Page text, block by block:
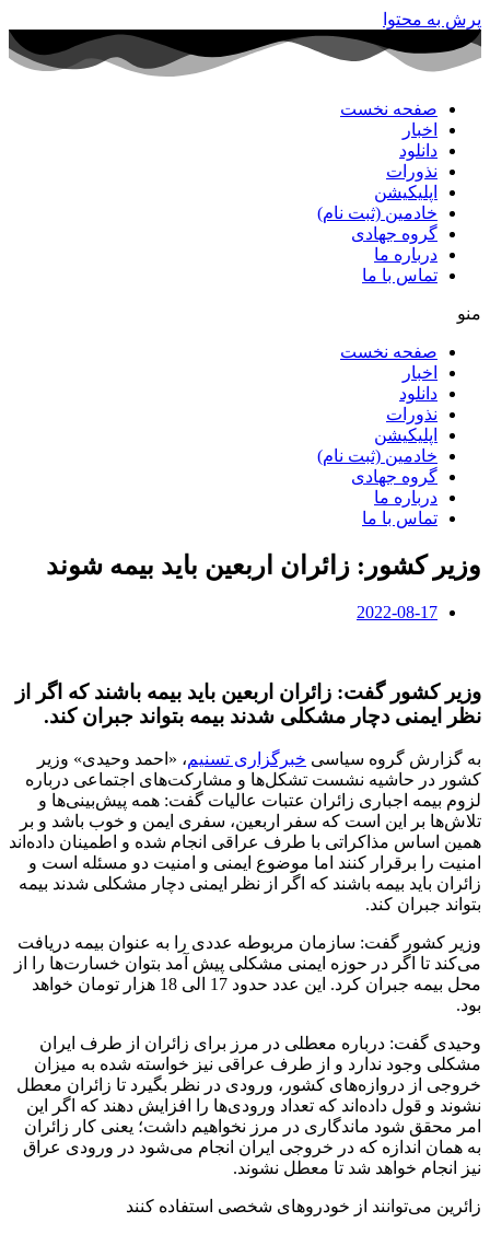
پرش به محتوا
صفحه نخست
اخبار
دانلود
نذورات
اپلیکیشن
خادمین (ثبت نام)
گروه جهادی
درباره ما
تماس با ما
منو
صفحه نخست
اخبار
دانلود
نذورات
اپلیکیشن
خادمین (ثبت نام)
گروه جهادی
درباره ما
تماس با ما
وزیر کشور: زائران اربعین باید بیمه شوند
2022-08-17
وزیر کشور گفت: زائران اربعین باید بیمه باشند که اگر از
نظر ایمنی دچار مشکلی شدند بیمه بتواند جبران کند.
به گزارش گروه سیاسی خبرگزاری تسنیم، «احمد وحیدی» وزیر
کشور در حاشیه نشست تشکل‌ها و مشارکت‌های اجتماعی درباره
لزوم بیمه اجباری زائران عتبات عالیات گفت: همه پیش‌بینی‌ها و
تلاش‌ها بر این است که سفر اربعین، سفری ایمن و خوب باشد و بر
همین اساس مذاکراتی با طرف عراقی انجام شده و اطمینان داده‌اند
امنیت را برقرار کنند اما موضوع ایمنی و امنیت دو مسئله است و
زائران باید بیمه باشند که اگر از نظر ایمنی دچار مشکلی شدند بیمه
بتواند جبران کند.
وزیر کشور گفت: سازمان مربوطه عددی را به عنوان بیمه دریافت
می‌کند تا اگر در حوزه ایمنی مشکلی پیش آمد بتوان خسارت‌ها را از
محل بیمه جبران کرد. این عدد حدود 17 الی 18 هزار تومان خواهد
بود.
وحیدی گفت: درباره معطلی در مرز برای زائران از طرف ایران
مشکلی وجود ندارد و از طرف عراقی نیز خواسته شده به میزان
خروجی از دروازه‌های کشور، ورودی در نظر بگیرد تا زائران معطل
نشوند و قول داده‌اند که تعداد ورودی‌ها را افزایش دهند که اگر این
امر محقق شود ماندگاری در مرز نخواهیم داشت؛ یعنی کار زائران
به همان اندازه که در خروجی ایران انجام می‌شود در ورودی عراق
نیز انجام خواهد شد تا معطل نشوند.
زائرین می‌توانند از خودروهای شخصی استفاده کنند